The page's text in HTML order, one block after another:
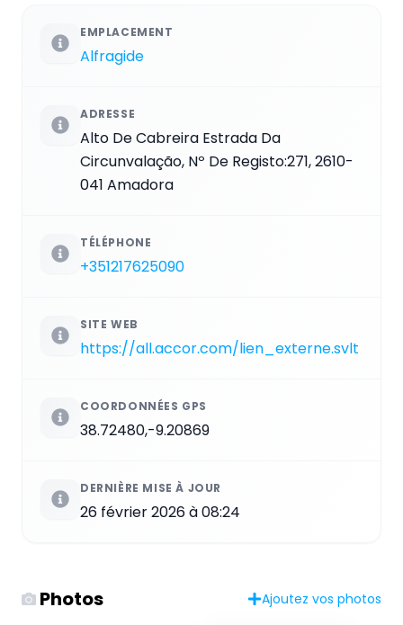
EMPLACEMENT
Alfragide
ADRESSE
Alto De Cabreira Estrada Da
Circunvalação, Nº De Registo:271, 2610-
041 Amadora
TÉLÉPHONE
+351217625090
SITE WEB
https://all.accor.com/lien_externe.svlt
COORDONNÉES GPS
38.72480,-9.20869
DERNIÈRE MISE À JOUR
26 février 2026 à 08:24
Photos Ajoutez vos photos